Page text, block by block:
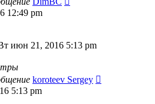
12:49 pm
июн 21, 2016 5:13 pm
koroteev Sergey
5:13 pm